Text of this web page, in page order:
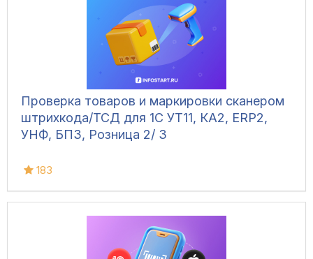
Проверка товаров и маркировки сканером
штрихкода/ТСД для 1С УТ11, КА2, ERP2,
УНФ, БП3, Розница 2/ 3
183